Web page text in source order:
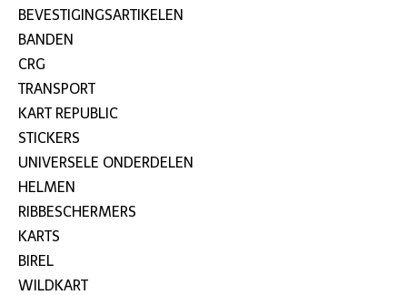
BEVESTIGINGSARTIKELEN
BANDEN
CRG
TRANSPORT
KART REPUBLIC
STICKERS
UNIVERSELE ONDERDELEN
HELMEN
RIBBESCHERMERS
KARTS
BIREL
WILDKART